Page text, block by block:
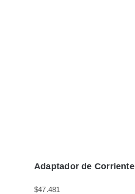
Adaptador de Corriente
$47.481